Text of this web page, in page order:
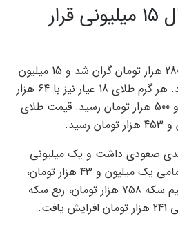
مثقال طلا در کانال 15 میلیونی قرار
هر مثقال طلای 18 عیار نیز 280 هزار تومان گران شد و 15 میلیون
و 172 هزار تومان معامله شد. هر گرم طلای 18 عیار نیز با 64 هزار
تومان افزایش به 3 میلیون و 500 هزار تومان رسید. قیمت طلای
صعودی داشت و یک میلیونی
افزایش یافت. حباب سکه امامی یک میلیون و 43 هزار تومان،
سکه بهار 497 هزار تومان، نیم سکه 758 هزار تومان، ربع سکه